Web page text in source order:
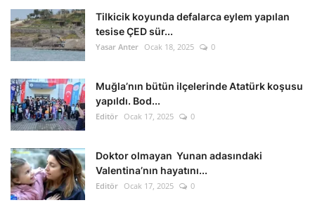
Tilkicik koyunda defalarca eylem yapılan
tesise ÇED sür...
Yasar Anter Ocak 18, 2025 0
Muğla’nın bütün ilçelerinde Atatürk koşusu
yapıldı. Bod...
Editör Ocak 17, 2025 0
Doktor olmayan Yunan adasındaki
Valentina’nın hayatını...
Editör Ocak 17, 2025 0